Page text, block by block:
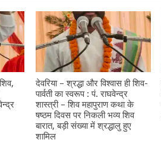
देवरिया – श्रद्धा और विश्वास ही शिव-
पार्वती का स्वरूप : पं. राघवेन्द्र
शास्त्री – शिव महापुराण कथा के
षष्ठम दिवस पर निकली भव्य शिव
बारात, बड़ी संख्या में श्रद्धालु हुए
शामिल